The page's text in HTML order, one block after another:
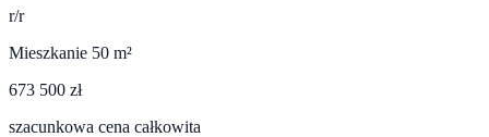
r/r
Mieszkanie 50 m²
673 500 zł
szacunkowa cena całkowita